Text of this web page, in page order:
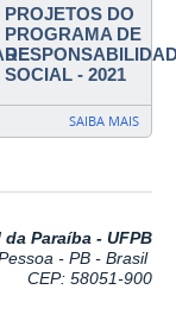
PROJETOS DO
PROGRAMA DE
SOCIAL - 2021
SAIBA MAIS
Paraíba - UFPB
- PB - Brasil
CEP: 58051-900